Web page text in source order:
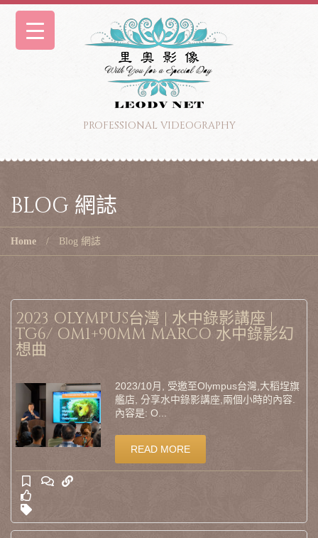
PROFESSIONAL VIDEOGRAPHY
BLOG 網誌
Home Blog 網誌
2023 OLYMPUS台灣 | 水中錄影講座 |
TG6/ OM1+90MM MARCO 水中錄影幻
想曲
2023/10月, 受邀至Olympus台灣,大稻埕旗
艦店, 分享水中錄影講座,兩個小時的內容.
內容是: O...
READ MORE